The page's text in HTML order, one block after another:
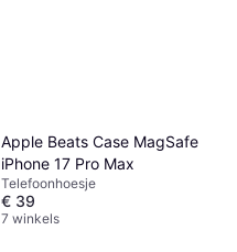
Apple Beats Case MagSafe
iPhone 17 Pro Max
Telefoonhoesje
€ 39
7 winkels